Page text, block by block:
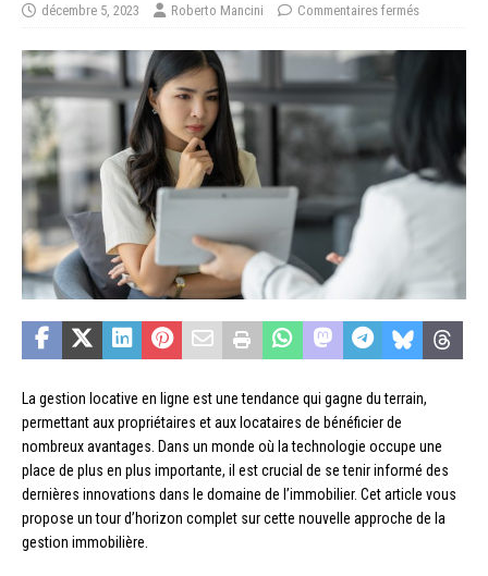
décembre 5, 2023 Roberto Mancini Commentaires fermés
La gestion locative en ligne est une tendance qui gagne du terrain,
permettant aux propriétaires et aux locataires de bénéficier de
nombreux avantages. Dans un monde où la technologie occupe une
place de plus en plus importante, il est crucial de se tenir informé des
dernières innovations dans le domaine de l’immobilier. Cet article vous
propose un tour d’horizon complet sur cette nouvelle approche de la
gestion immobilière.